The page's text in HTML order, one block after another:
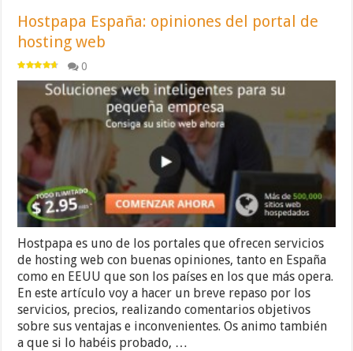
Hostpapa España: opiniones del portal de
hosting web
0
Hostpapa es uno de los portales que ofrecen servicios
de hosting web con buenas opiniones, tanto en España
como en EEUU que son los países en los que más opera.
En este artículo voy a hacer un breve repaso por los
servicios, precios, realizando comentarios objetivos
sobre sus ventajas e inconvenientes. Os animo también
a que si lo habéis probado, …